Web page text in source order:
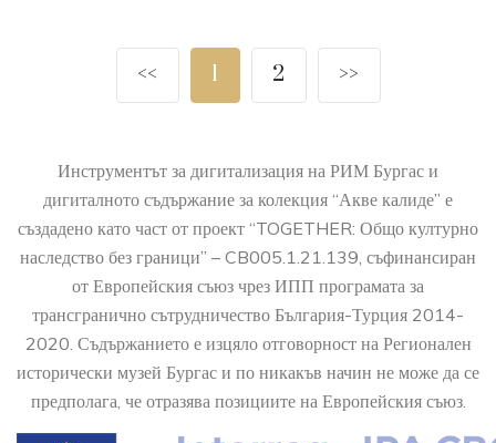
<< 1 2 >>
Инструментът за дигитализация на РИМ Бургас и
дигиталното съдържание за колекция “Акве калиде” е
създадено като част от проект “TOGETHER: Общо културно
наследство без граници” – CB005.1.21.139, съфинансиран
от Европейския съюз чрез ИПП програмата за
трансгранично сътрудничество България-Турция 2014-
2020. Съдържанието е изцяло отговорност на Регионален
исторически музей Бургас и по никакъв начин не може да се
предполага, че отразява позициите на Европейския съюз.